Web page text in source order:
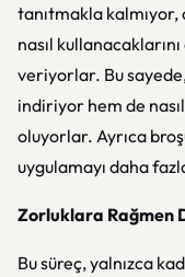
tanıtmakla kalmıyor,
nasıl
veriyorlar. Bu
indiriyor hem de
oluyorlar. Ayrıca
uygulamayı daha
Zorluklara Rağmen
Bu süreç, yalnızca